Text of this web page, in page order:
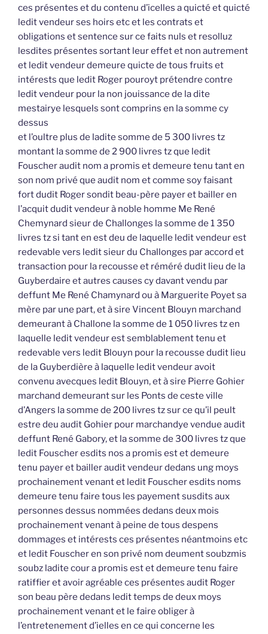
ces présentes et du contenu d’icelles a quicté et quicté
ledit vendeur ses hoirs etc et les contrats et
obligations et sentence sur ce faits nuls et resolluz
lesdites présentes sortant leur effet et non autrement
et ledit vendeur demeure quicte de tous fruits et
intérests que ledit Roger pouroyt prétendre contre
ledit vendeur pour la non jouissance de la dite
mestairye lesquels sont comprins en la somme cy
dessus
et l’oultre plus de ladite somme de 5 300 livres tz
montant la somme de 2 900 livres tz que ledit
Fouscher audit nom a promis et demeure tenu tant en
son nom privé que audit nom et comme soy faisant
fort dudit Roger sondit beau-père payer et bailler en
l’acquit dudit vendeur à noble homme Me René
Chemynard sieur de Challonges la somme de 1 350
livres tz si tant en est deu de laquelle ledit vendeur est
redevable vers ledit sieur du Challonges par accord et
transaction pour la recousse et réméré dudit lieu de la
Guyberdaire et autres causes cy davant vendu par
deffunt Me René Chamynard ou à Marguerite Poyet sa
mère par une part, et à sire Vincent Blouyn marchand
demeurant à Challone la somme de 1 050 livres tz en
laquelle ledit vendeur est semblablement tenu et
redevable vers ledit Blouyn pour la recousse dudit lieu
de la Guyberdière à laquelle ledit vendeur avoit
convenu avecques ledit Blouyn, et à sire Pierre Gohier
marchand demeurant sur les Ponts de ceste ville
d’Angers la somme de 200 livres tz sur ce qu’il peult
estre deu audit Gohier pour marchandye vendue audit
deffunt René Gabory, et la somme de 300 livres tz que
ledit Fouscher esdits nos a promis est et demeure
tenu payer et bailler audit vendeur dedans ung moys
prochainement venant et ledit Fouscher esdits noms
demeure tenu faire tous les payement susdits aux
personnes dessus nommées dedans deux mois
prochainement venant à peine de tous despens
dommages et intérests ces présentes néantmoins etc
et ledit Fouscher en son privé nom deument soubzmis
soubz ladite cour a promis est et demeure tenu faire
ratiffier et avoir agréable ces présentes audit Roger
son beau père dedans ledit temps de deux moys
prochainement venant et le faire obliger à
l’entretenement d’ielles en ce qui concerne les